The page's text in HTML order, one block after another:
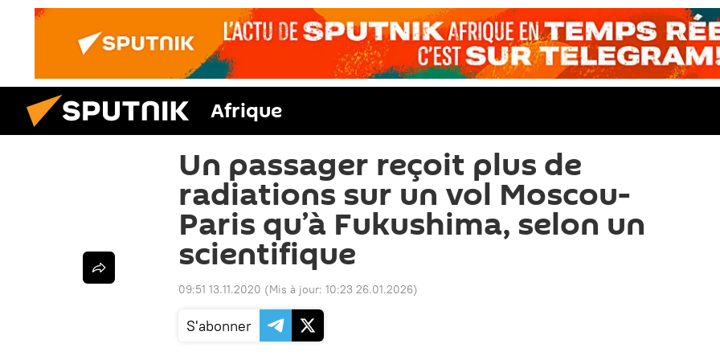
Afrique
Un passager reçoit plus de
radiations sur un vol Moscou-
Paris qu’à Fukushima, selon un
scientifique
09:51 13.11.2020 (Mis à jour: 10:23 26.01.2026)
S'abonner